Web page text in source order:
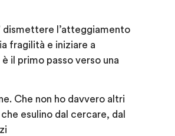
dismettere l’atteggiamento
fragilità e iniziare a
il primo passo verso una
Che non ho davvero altri
esulino dal cercare, dal